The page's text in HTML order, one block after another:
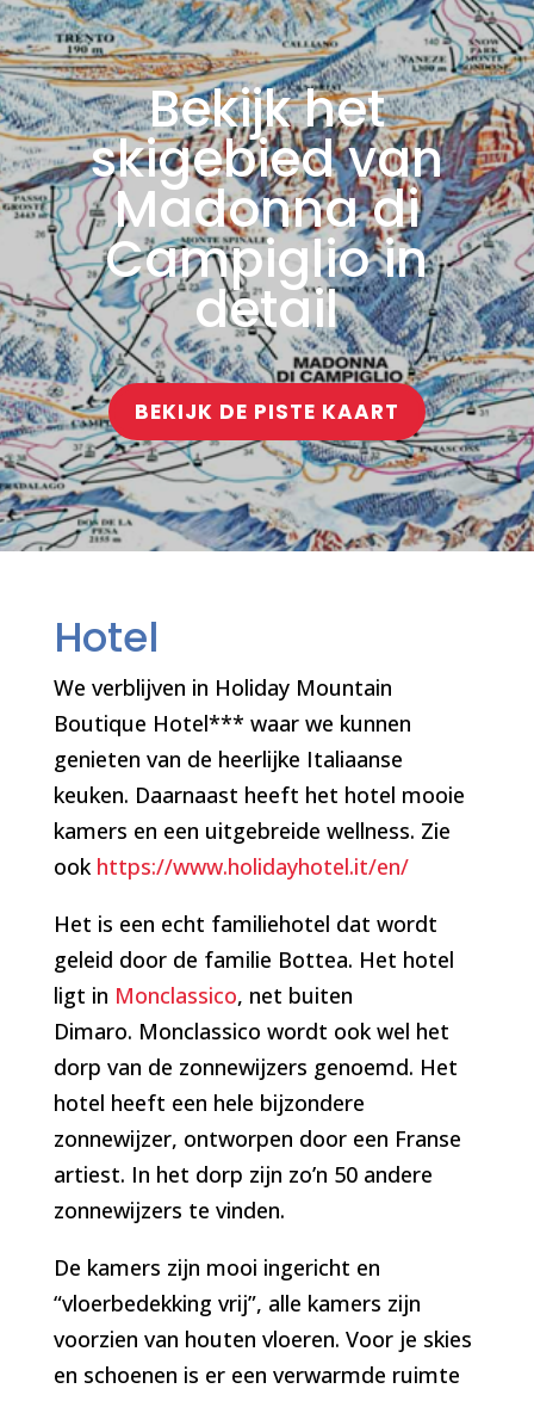
Bekijk het
skigebied van
Madonna di
Campiglio in
detail
BEKIJK DE PISTE KAART
Hotel
We verblijven in Holiday Mountain
Boutique Hotel*** waar we kunnen
genieten van de heerlijke Italiaanse
keuken. Daarnaast heeft het hotel mooie
kamers en een uitgebreide wellness. Zie
ook https://www.holidayhotel.it/en/
Het is een echt familiehotel dat wordt
geleid door de familie Bottea. Het hotel
ligt in Monclassico, net buiten
Dimaro. Monclassico wordt ook wel het
dorp van de zonnewijzers genoemd. Het
hotel heeft een hele bijzondere
zonnewijzer, ontworpen door een Franse
artiest. In het dorp zijn zo’n 50 andere
zonnewijzers te vinden.
De kamers zijn mooi ingericht en
“vloerbedekking vrij”, alle kamers zijn
voorzien van houten vloeren. Voor je skies
en schoenen is er een verwarmde ruimte